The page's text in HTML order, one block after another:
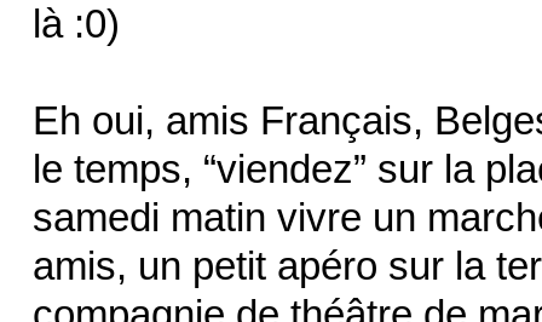
là :0)
Eh oui, amis Français,
le temps, “viendez” sur la
samedi matin vivre un
amis, un petit apéro sur la